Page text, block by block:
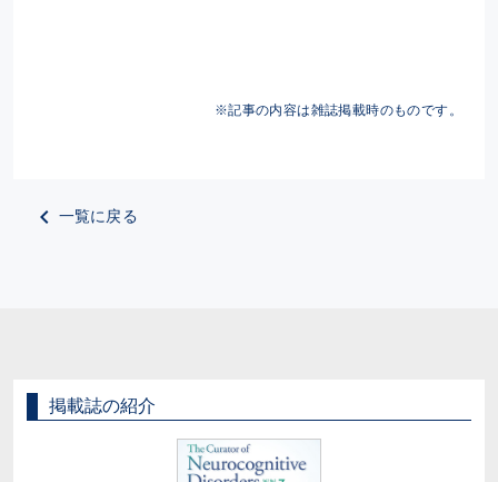
※記事の内容は雑誌掲載時のものです。
一覧に戻る
掲載誌の紹介